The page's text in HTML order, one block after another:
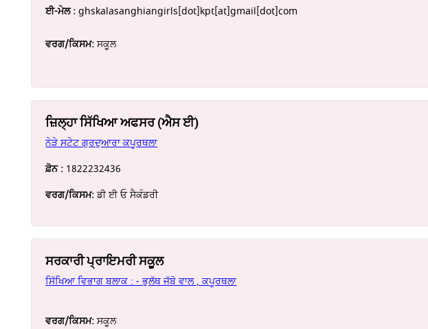
ਈ-ਮੇਲ :ghskalasanghiangirls[dot]kpt[at]gmail[dot]com
ਵਰਗ/ਕਿਸਮ:ਸਕੂਲ
ਜ਼ਿਲ੍ਹਾ ਸਿੱਖਿਆ ਅਫਸਰ (ਐਸ ਈ)
ਨੇੜੇ ਸਟੇਟ ਗੁਰਦੁਆਰਾ ਕਪੂਰਥਲਾ
ਫ਼ੋਨ : 1822232436
ਵਰਗ/ਕਿਸਮ:ਡੀ ਈ ਓ ਸੈਕੰਡਰੀ
ਸਰਕਾਰੀ ਪ੍ਰਾਇਮਰੀ ਸਕੂਲ
ਸਿੱਖਿਆ ਵਿਭਾਗ ਬਲਾਕ : - ਭੁਲੱਥ ਜੱਬੋ ਵਾਲ , ਕਪੂਰਥਲਾ
ਵਰਗ/ਕਿਸਮ:ਸਕੂਲ